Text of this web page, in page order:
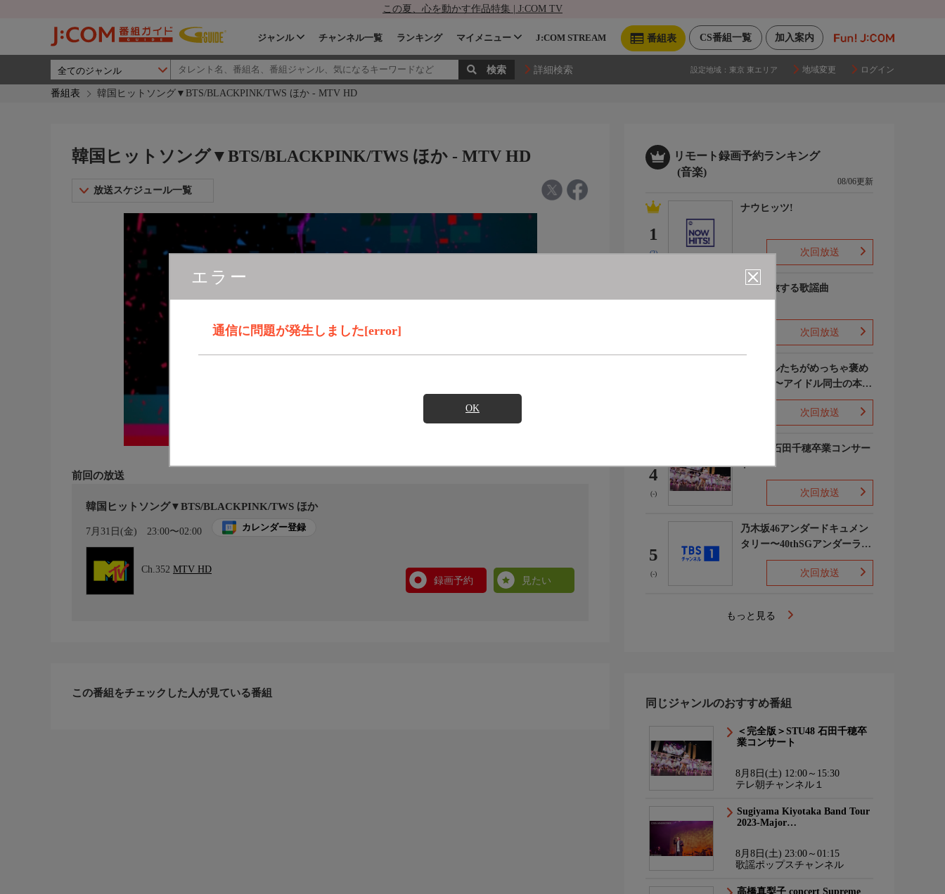
この夏、心を動かす作品特集 | J:COM TV
加入案内
CS番組一覧
番組表
ジャンル チャンネル一覧 ランキング マイメニュー J:COM STREAM
詳細検索 設定地域： 東京 東エリア 地域変更 ログイン
番組表 韓国ヒットソング▼BTS/BLACKPINK/TWS ほか - MTV HD
エラー
通信に問題が発生しました[error]
OK
韓国ヒットソング▼BTS/BLACKPINK/TWS ほか - MTV HD
放送スケジュール一覧
前回の放送
韓国ヒットソング▼BTS/BLACKPINK/TWS ほか
7月31日(金) 23:00〜02:00 カレンダー登録
Ch.352 MTV HD
録画予約
見たい
この番組をチェックした人が見ている番組
リモート録画予約ランキング
(音楽)
08/06更新
1
(2)
ナウヒッツ!
次回放送
列車で旅する歌謡曲
次回放送
ライバルたちがめっちゃ褒め
てくる!〜アイドル同士の本音
レビューSP〜
次回放送
4
(-)
STU48 石田千穂卒業コンサー
ト
次回放送
5
(-)
乃木坂46アンダードキュメン
タリー〜40thSGアンダーライ
ブ舞台裏〜
次回放送
もっと見る
同じジャンルのおすすめ番組
＜完全版＞STU48 石田千穂卒
業コンサート
8月8日(土) 12:00～15:30
テレ朝チャンネル１
Sugiyama Kiyotaka Band Tour
2023-Major…
8月8日(土) 23:00～01:15
歌謡ポップスチャンネル
高橋真梨子 concert Supreme